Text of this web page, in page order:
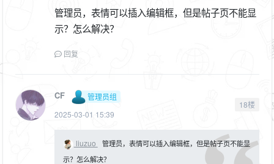
管理员，表情可以插入编辑框，但是帖子页不能显
示？怎么解决？
回复
CF
管理员组
2025-03-01 15:39
18楼
liuzuo
管理员，表情可以插入编辑框，但是帖子页不能显
示？怎么解决？